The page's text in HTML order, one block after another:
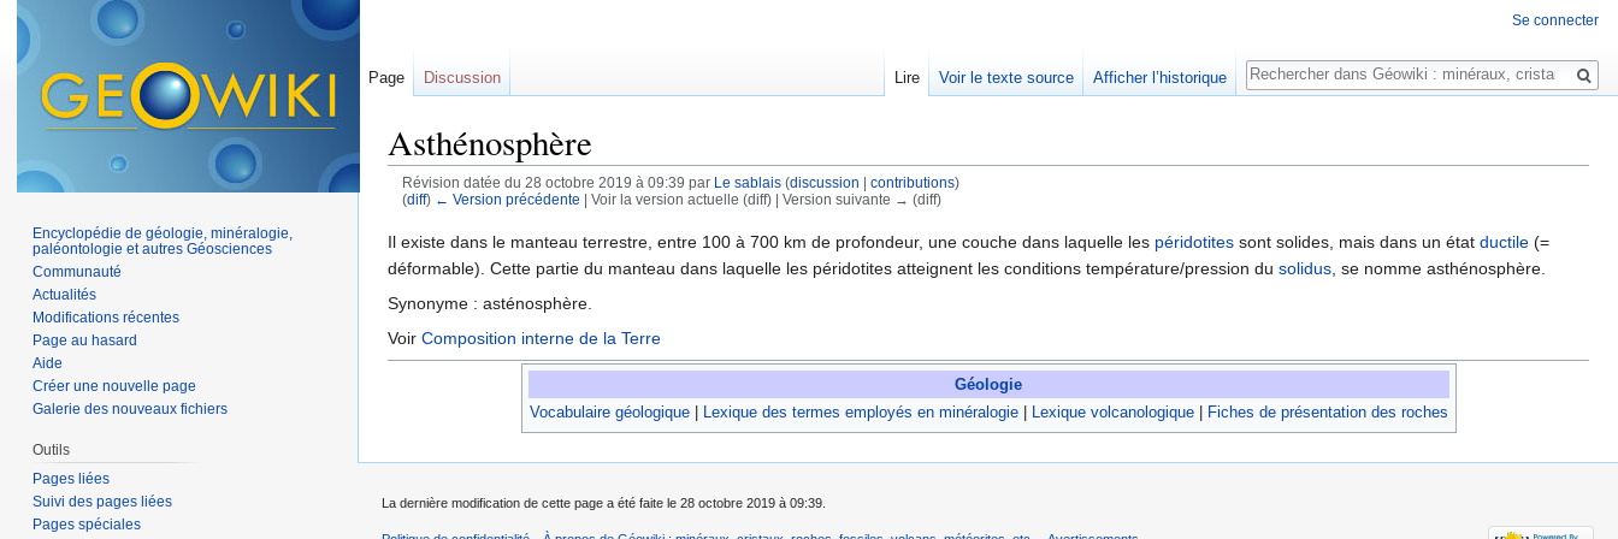
Asthénosphère
Révision datée du 28 octobre 2019 à 09:39 par Le sablais (discussion contributions)
(diff) ← Version précédente | Voir la version actuelle (diff) | Version suivante → (diff)
Il existe dans le manteau terrestre, entre 100 à 700 km de profondeur, une couche dans laquelle les péridotites sont solides, mais dans un état ductile (=
déformable). Cette partie du manteau dans laquelle les péridotites atteignent les conditions température/pression du solidus , se nomme asthénosphère.
Synonyme : asténosphère.
Voir Composition interne de la Terre
Géologie
Vocabulaire géologique| Lexique des termes employés en minéralogie| Lexique volcanologique| Fiches de présentation des roches
Se connecter
Page Discussion Lire Voir le texte source Afficher l’historique
Rechercher
Encyclopédie de géologie, minéralogie,
paléontologie et autres Géosciences
Communauté
Actualités
Modifications récentes
Page au hasard
Aide
Créer une nouvelle page
Galerie des nouveaux fichiers
Outils
Pages liées
Suivi des pages liées
Pages spéciales
La dernière modification de cette page a été faite le 28 octobre 2019 à 09:39.